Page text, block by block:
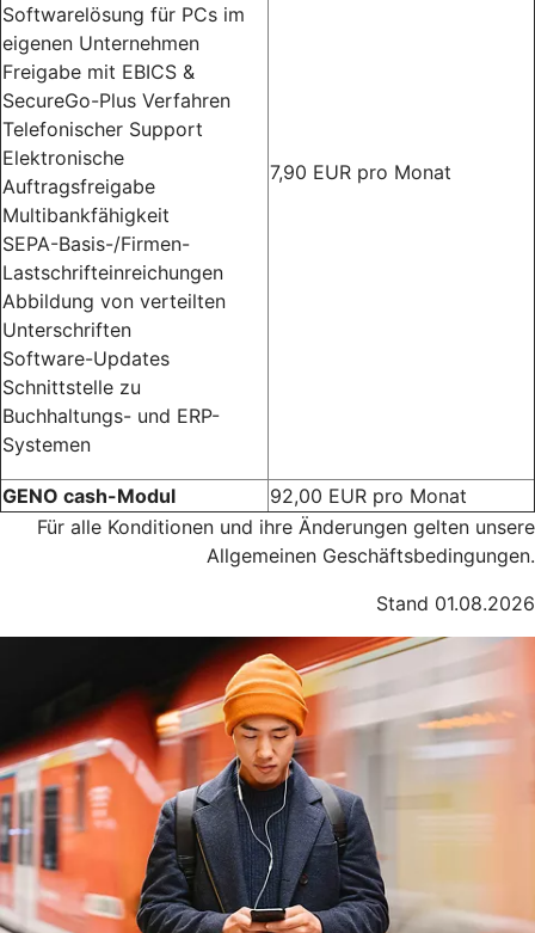
Softwarelösung für PCs im
eigenen Unternehmen
Freigabe mit EBICS &
SecureGo-Plus Verfahren
Telefonischer Support
Elektronische
Auftragsfreigabe
Multibankfähigkeit
SEPA-Basis-/Firmen-
Lastschrifteinreichungen
Abbildung von verteilten
Unterschriften
Software-Updates
Schnittstelle zu
Buchhaltungs- und ERP-
Systemen
7,90 EUR pro Monat
GENO cash-Modul
92,00 EUR pro Monat
Für alle Konditionen und ihre Änderungen gelten unsere
Allgemeinen Geschäftsbedingungen.
Stand 01.08.2026